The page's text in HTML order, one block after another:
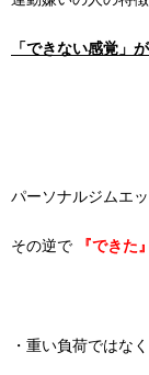
「できない感覚」
パーソナルジムエ
その逆で 『できた
・重い負荷ではな